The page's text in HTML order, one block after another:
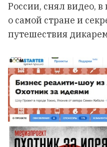
России, снял видео, в
о самой стране и
путешествия